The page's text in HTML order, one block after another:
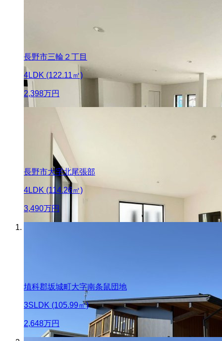
長野市三輪２丁目
4LDK (122.11㎡)
2,398万円
長野市大字北尾張部
4LDK (114.26㎡)
3,490万円
埴科郡坂城町大字南条鼠団地
3SLDK (105.99㎡)
2,648万円